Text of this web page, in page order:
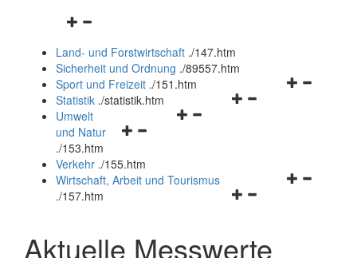
Navigationsmenü
und
schließen
Land- und Forstwirtschaft ./147.htm
Sicherheit und Ordnung ./89557.htm
Navigationsmenü
Sport und Freizeit ./151.htm
Navigationsmenü
Statistik ./statistik.htm
Navigationsmenü
und
schließen
Umwelt
und Natur
./153.htm
Verkehr ./155.htm
Navigationsmenü
schließen
Wirtschaft, Arbeit und Tourismus
./157.htm
Aktuelle Messwerte